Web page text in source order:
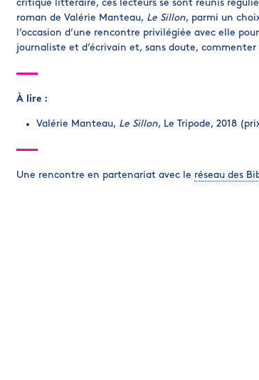
critique littéraire, ces lecteurs se sont réunis
roman de Valérie Manteau, Le Sillon, parmi un
l’occasion d’une rencontre privilégiée avec elle
journaliste et d’écrivain et, sans doute,
À lire :
Valérie Manteau, Le Sillon, Le Tripode, 2018
Une rencontre en partenariat avec le réseau des